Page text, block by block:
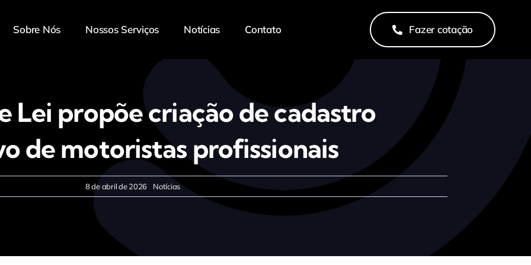
Sobre Nós Nossos Serviços Notícias Contato Fazer cotação
Lei propõe criação de cadastro
de motoristas profissionais
8 de abril de 2026 Notícias